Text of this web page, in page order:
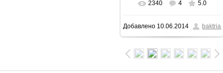
2340 4 5.0
Добавлено 10.06.2014 baktria